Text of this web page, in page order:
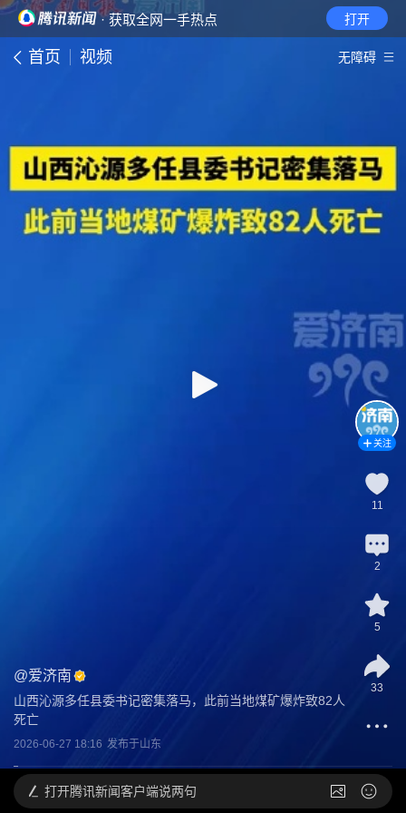
· 获取全网一手热点 打开
首页 视频 无障碍
@爱济南
山西沁源多任县委书记密集落马，此前当地煤矿爆炸致82人
死亡
2026-06-27 18:16 发布于山东
关注
11
2
5
33
打开腾讯新闻客户端说两句